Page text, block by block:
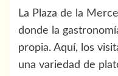
La Plaza de la
donde la
propia. Aquí, los
una variedad de